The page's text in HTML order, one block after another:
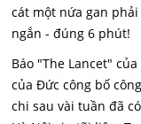
cát một nứa gan
ngắn - đúng 6 phút!
Báo "The Lancet"
của Đức công bố
chi sau vài tuần đã